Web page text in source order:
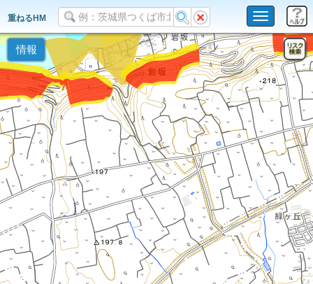
Toggle
navigation
重ねるHM
情報